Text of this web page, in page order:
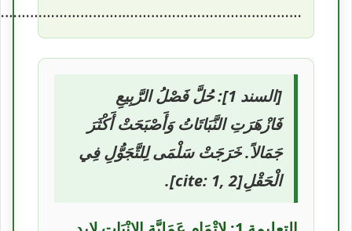
……………………………………..
[السند 1]: حُلَّ فَصْلُ الرَّبِيعِ
فَازْهَرَتِ النَّبَاتَاتُ وَأَصْبَحَتْ أَكْثَرَ
جَمَالاً. خَرَجَتْ سَلْمَى لِلتَّجَوُّلِ فِي
الْحَقْلِ[cite: 1, 2].